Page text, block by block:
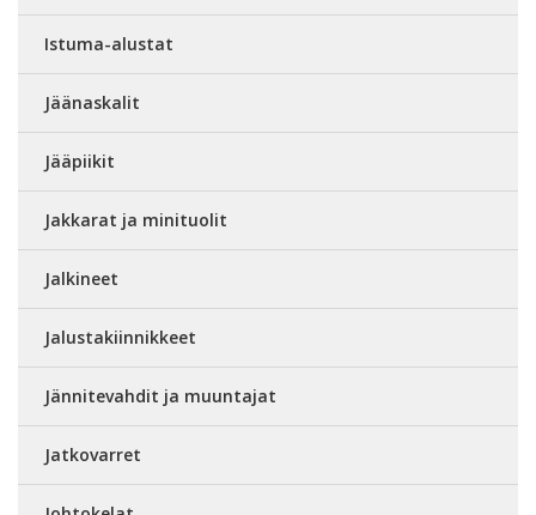
Istuma-alustat
Jäänaskalit
Jääpiikit
Jakkarat ja minituolit
Jalkineet
Jalustakiinnikkeet
Jännitevahdit ja muuntajat
Jatkovarret